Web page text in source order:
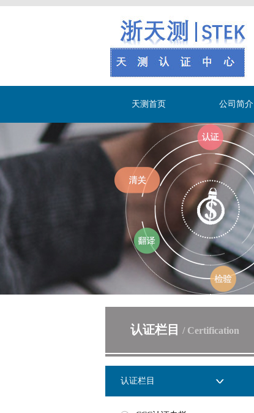
天测首页 公司简介
认证栏目 / Certification
认证栏目